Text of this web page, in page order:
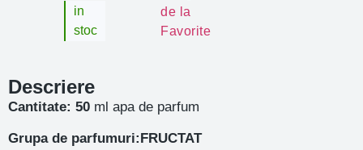
in
stoc
de la
Favorite
Descriere
Cantitate: 50 ml apa de parfum
Grupa de parfumuri:FRUCTAT